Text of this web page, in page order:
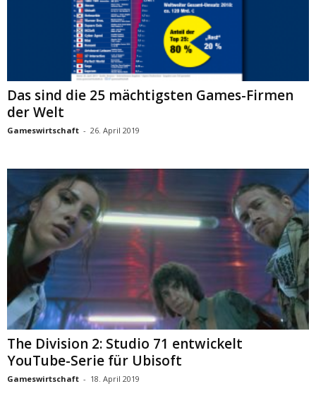
Das sind die 25 mächtigsten Games-Firmen
der Welt
Gameswirtschaft - 26. April 2019
The Division 2: Studio 71 entwickelt
YouTube-Serie für Ubisoft
Gameswirtschaft - 18. April 2019